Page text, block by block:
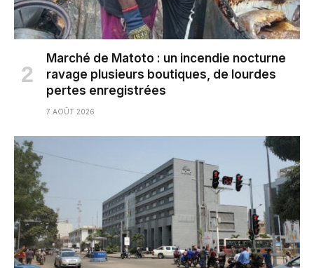
Marché de Matoto : un incendie nocturne
ravage plusieurs boutiques, de lourdes
pertes enregistrées
7 AOÛT 2026